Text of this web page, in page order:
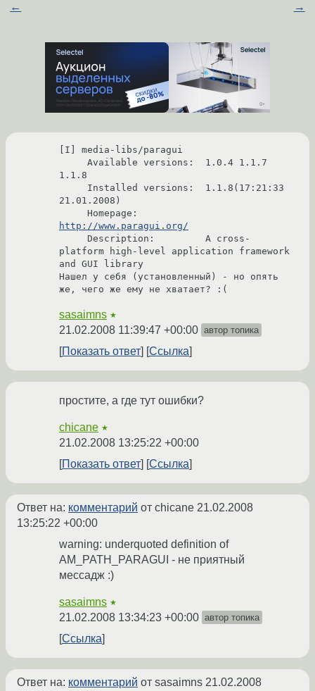
← →
[I] media-libs/paragui
1.1.8
21.01.2008)
http://www.paragui.org/
platform high-level application framework
and GUI library
Нашел у себя (установленный) - но опять
же, чего же ему не хватает? :(
sasaimns ★
21.02.2008 11:39:47 +00:00 автор топика
Показать ответ Ссылка
простите, а где тут ошибки?
chicane ★
21.02.2008 13:25:22 +00:00
Показать ответ
Ссылка
Ответ на: комментарий от chicane 21.02.2008
13:25:22 +00:00
warning: underquoted definition of
AM_PATH_PARAGUI - не приятный
мессадж :)
sasaimns ★
21.02.2008 13:34:23 +00:00 автор топика
Ссылка
Ответ на: комментарий от sasaimns 21.02.2008